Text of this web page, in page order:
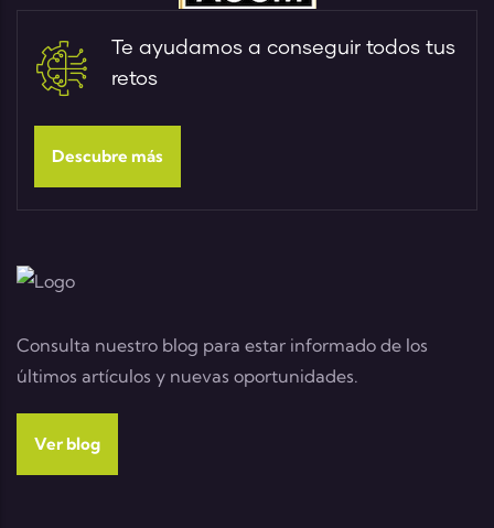
Te ayudamos a conseguir todos tus
retos
Descubre más
Consulta nuestro blog para estar informado de los
últimos artículos y nuevas oportunidades.
Ver blog